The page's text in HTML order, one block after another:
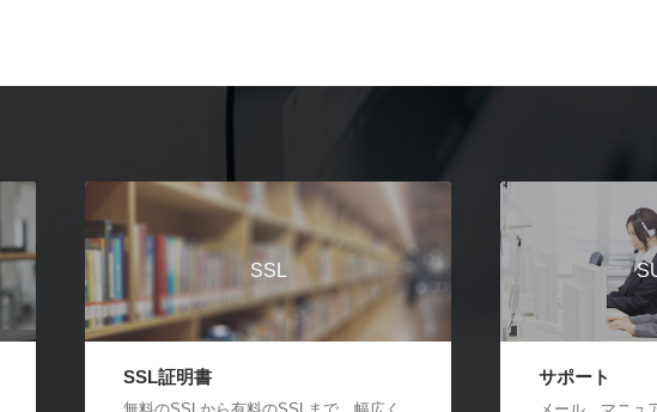
SSL
SSL証明書 サポート